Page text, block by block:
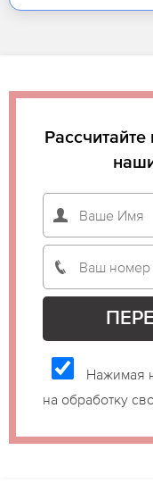
Рассчитайте
Нажимая
на обработку